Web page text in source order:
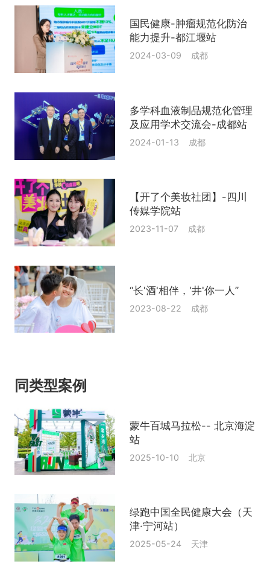
国民健康-肿瘤规范化防治
能力提升-都江堰站
2024-03-09 成都
多学科血液制品规范化管理
及应用学术交流会-成都站
2024-01-13 成都
【开了个美妆社团】-四川
传媒学院站
2023-11-07 成都
“长'酒'相伴，'井'你一人”
2023-08-22 成都
同类型案例
蒙牛百城马拉松-- 北京海淀
站
2025-10-10 北京
绿跑中国全民健康大会（天
津·宁河站）
2025-05-24 天津